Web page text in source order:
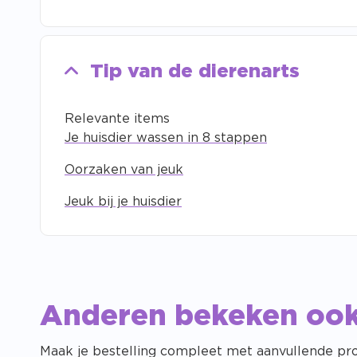
Tip van de dierenarts
Relevante items
Je huisdier wassen in 8 stappen
Oorzaken van jeuk
Jeuk bij je huisdier
Anderen bekeken
Maak je bestelling compleet met aanvullende